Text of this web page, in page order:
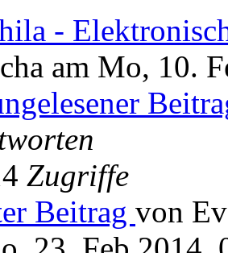
-
am Mo, 10.
Zugriffe
Beitrag von